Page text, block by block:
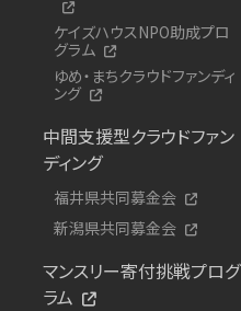
ケイズハウスNPO助成プロ
グラム
ゆめ・まちクラウドファンディ
ング
中間支援型クラウドファン
ディング
福井県共同募金会
新潟県共同募金会
マンスリー寄付挑戦プログ
ラム